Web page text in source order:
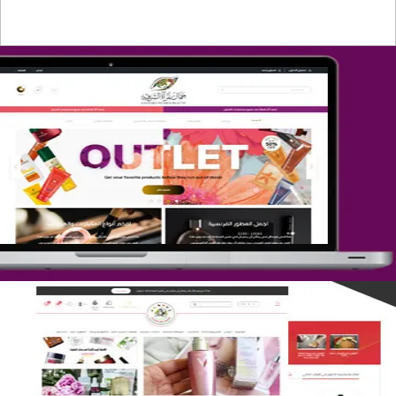
تصميم متجر جمال المرأة الشرقية
التفاصيل
تصميم متجر لمار